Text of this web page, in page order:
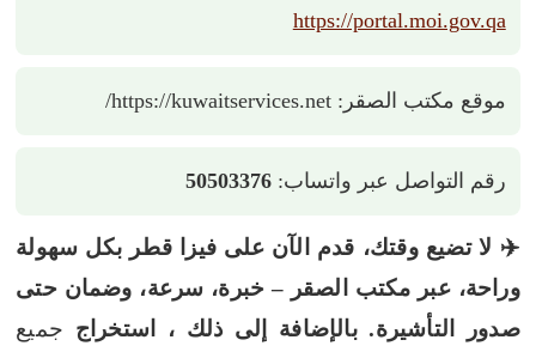
https://portal.moi.gov.qa
موقع مكتب الصقر: https://kuwaitservices.net/
رقم التواصل عبر واتساب:50503376
✈️ لا تضيع وقتك، قدم الآن على فيزا قطر بكل سهولة
وراحة، عبر مكتب الصقر – خبرة، سرعة، وضمان حتى
صدور التأشيرة. بالإضافة إلى ذلك ، استخراج جميع